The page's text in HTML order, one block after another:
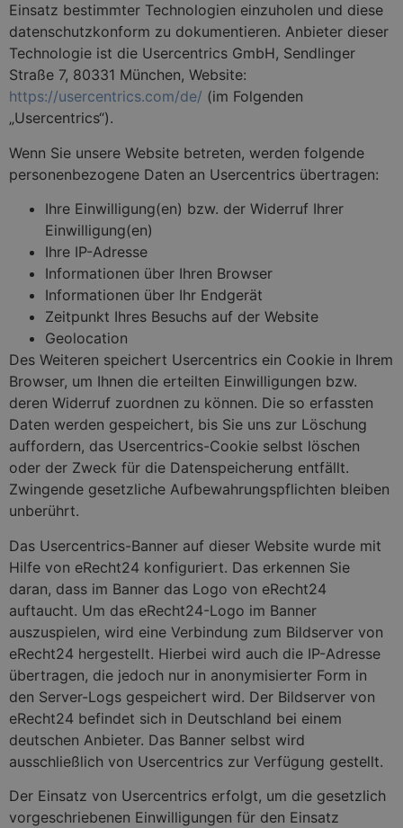
Einsatz bestimmter Technologien einzuholen und diese
datenschutzkonform zu dokumentieren. Anbieter dieser
Technologie ist die Usercentrics GmbH, Sendlinger
Straße 7, 80331 München, Website:
https://usercentrics.com/de/ (im Folgenden
„Usercentrics“).
Wenn Sie unsere Website betreten, werden folgende
personenbezogene Daten an Usercentrics übertragen:
Ihre Einwilligung(en) bzw. der Widerruf Ihrer
Einwilligung(en)
Ihre IP-Adresse
Informationen über Ihren Browser
Informationen über Ihr Endgerät
Zeitpunkt Ihres Besuchs auf der Website
Geolocation
Des Weiteren speichert Usercentrics ein Cookie in Ihrem
Browser, um Ihnen die erteilten Einwilligungen bzw.
deren Widerruf zuordnen zu können. Die so erfassten
Daten werden gespeichert, bis Sie uns zur Löschung
auffordern, das Usercentrics-Cookie selbst löschen
oder der Zweck für die Datenspeicherung entfällt.
Zwingende gesetzliche Aufbewahrungspflichten bleiben
unberührt.
Das Usercentrics-Banner auf dieser Website wurde mit
Hilfe von eRecht24 konfiguriert. Das erkennen Sie
daran, dass im Banner das Logo von eRecht24
auftaucht. Um das eRecht24-Logo im Banner
auszuspielen, wird eine Verbindung zum Bildserver von
eRecht24 hergestellt. Hierbei wird auch die IP-Adresse
übertragen, die jedoch nur in anonymisierter Form in
den Server-Logs gespeichert wird. Der Bildserver von
eRecht24 befindet sich in Deutschland bei einem
deutschen Anbieter. Das Banner selbst wird
ausschließlich von Usercentrics zur Verfügung gestellt.
Der Einsatz von Usercentrics erfolgt, um die gesetzlich
vorgeschriebenen Einwilligungen für den Einsatz